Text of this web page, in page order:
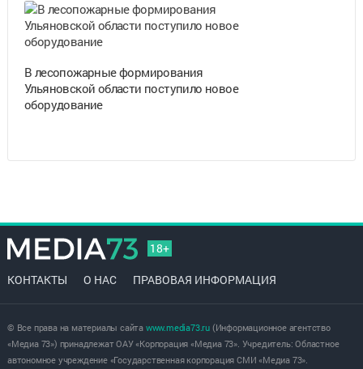
В лесопожарные формирования
Ульяновской области поступило новое
оборудование
18+
КОНТАКТЫ О НАС ПРАВОВАЯ ИНФОРМАЦИЯ
© Все права на материалы сайта www.media73.ru(Информационное агентство
«Медиа 73») принадлежат ОАУ «Корпорация «Медиа 73». Учредитель: Областное
автономное учреждение «Государственная корпорация СМИ «Медиа 73».